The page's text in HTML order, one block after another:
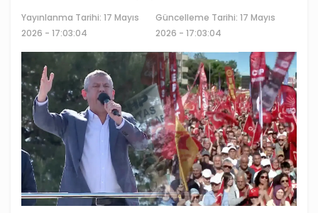
Yayınlanma Tarihi: 17 Mayıs
2026 - 17:03:04
Güncelleme Tarihi: 17 Mayıs
2026 - 17:03:04